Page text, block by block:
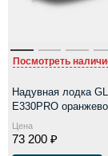
Посмотреть
Надувная лодка
E330PRO
Цена
73 200 ₽